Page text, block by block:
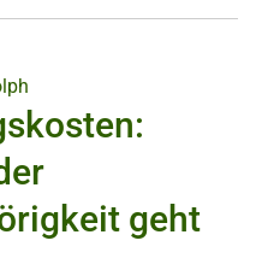
geht